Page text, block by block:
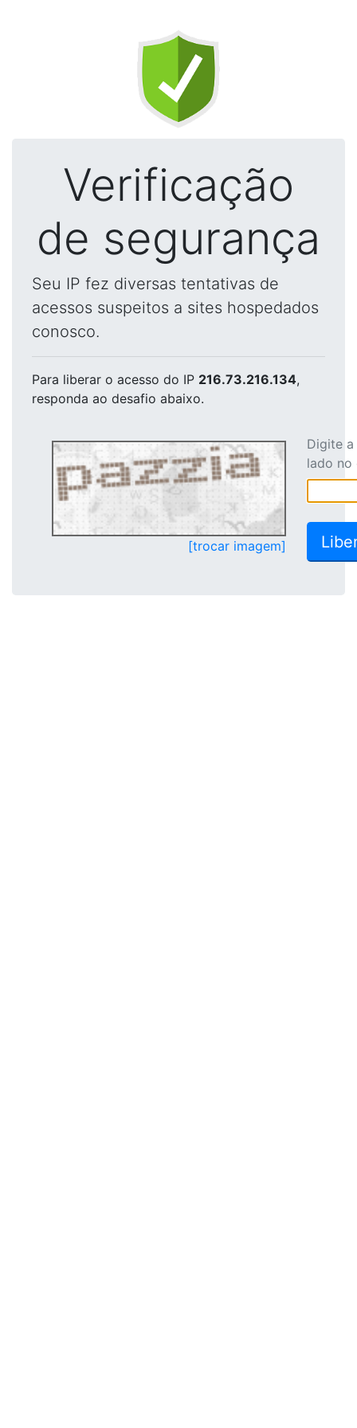
Verificação
de segurança
Seu IP fez diversas tentativas de
acessos suspeitos a sites hospedados
conosco.
Para liberar o acesso do IP 216.73.216.134,
responda ao desafio abaixo.
[trocar imagem]
Digite
lado no